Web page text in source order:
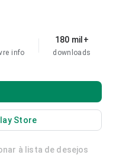
info
180 mil+
downloads
Store
à lista de desejos